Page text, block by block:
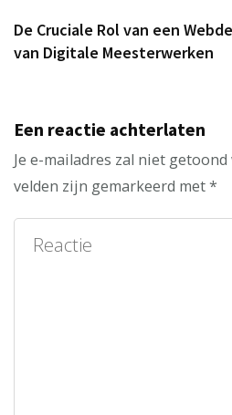
De Cruciale Rol van een
van Digitale Meesterwerken
Een reactie achterlaten
Je e-mailadres zal niet getoond
velden zijn gemarkeerd met*